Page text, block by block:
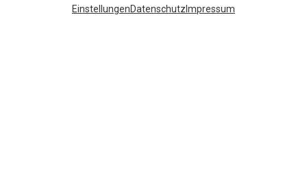
EinstellungenDatenschutz Impressum